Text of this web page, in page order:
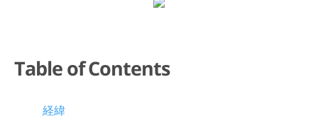
Table of Contents
経緯